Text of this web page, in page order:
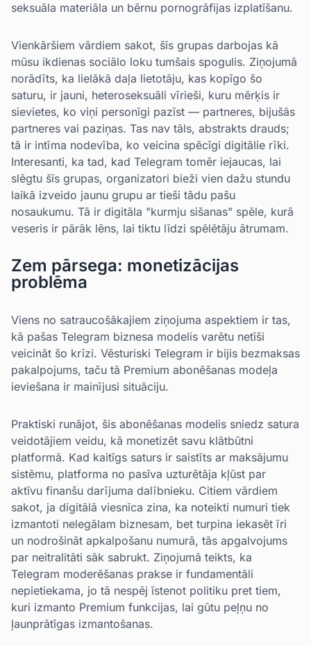
seksuāla materiāla un bērnu pornogrāfijas izplatīšanu.
Vienkāršiem vārdiem sakot, šīs grupas darbojas kā
mūsu ikdienas sociālo loku tumšais spogulis. Ziņojumā
norādīts, ka lielākā daļa lietotāju, kas kopīgo šo
saturu, ir jauni, heteroseksuāli vīrieši, kuru mērķis ir
sievietes, ko viņi personīgi pazīst — partneres, bijušās
partneres vai paziņas. Tas nav tāls, abstrakts drauds;
tā ir intīma nodevība, ko veicina spēcīgi digitālie rīki.
Interesanti, ka tad, kad Telegram tomēr iejaucas, lai
slēgtu šīs grupas, organizatori bieži vien dažu stundu
laikā izveido jaunu grupu ar tieši tādu pašu
nosaukumu. Tā ir digitāla "kurmju sišanas" spēle, kurā
veseris ir pārāk lēns, lai tiktu līdzi spēlētāju ātrumam.
Zem pārsega: monetizācijas
problēma
Viens no satraucošākajiem ziņojuma aspektiem ir tas,
kā pašas Telegram biznesa modelis varētu netīši
veicināt šo krīzi. Vēsturiski Telegram ir bijis bezmaksas
pakalpojums, taču tā Premium abonēšanas modeļa
ieviešana ir mainījusi situāciju.
Praktiski runājot, šis abonēšanas modelis sniedz satura
veidotājiem veidu, kā monetizēt savu klātbūtni
platformā. Kad kaitīgs saturs ir saistīts ar maksājumu
sistēmu, platforma no pasīva uzturētāja kļūst par
aktīvu finanšu darījuma dalībnieku. Citiem vārdiem
sakot, ja digitālā viesnīca zina, ka noteikti numuri tiek
izmantoti nelegālam biznesam, bet turpina iekasēt īri
un nodrošināt apkalpošanu numurā, tās apgalvojums
par neitralitāti sāk sabrukt. Ziņojumā teikts, ka
Telegram moderēšanas prakse ir fundamentāli
nepietiekama, jo tā nespēj īstenot politiku pret tiem,
kuri izmanto Premium funkcijas, lai gūtu peļņu no
ļaunprātīgas izmantošanas.